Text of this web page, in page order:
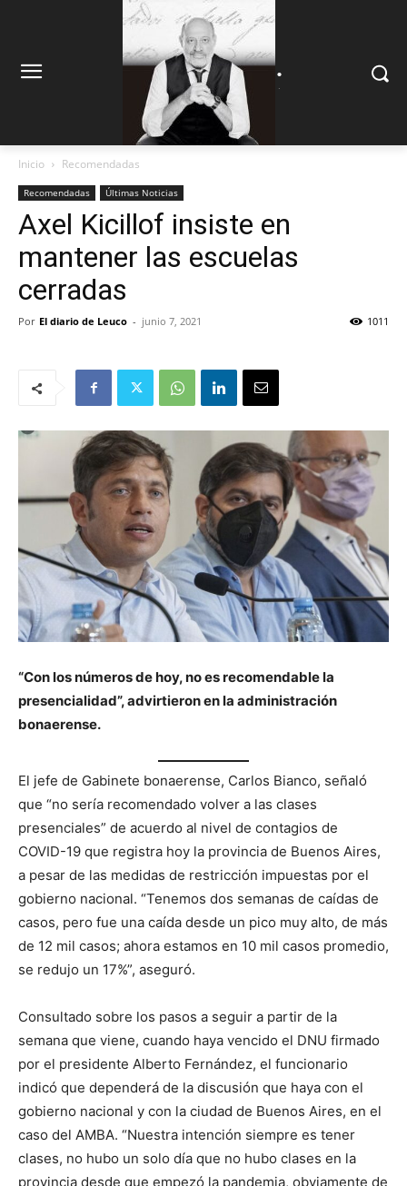
.
Inicio Recomendadas
Recomendadas Últimas Noticias
Axel Kicillof insiste en
mantener las escuelas
cerradas
Por El diario de Leuco - junio 7, 2021 1011
“Con los números de hoy, no es recomendable la
presencialidad”, advirtieron en la administración
bonaerense.
El jefe de Gabinete bonaerense, Carlos Bianco, señaló
que “no sería recomendado volver a las clases
presenciales” de acuerdo al nivel de contagios de
COVID-19 que registra hoy la provincia de Buenos Aires,
a pesar de las medidas de restricción impuestas por el
gobierno nacional. “Tenemos dos semanas de caídas de
casos, pero fue una caída desde un pico muy alto, de más
de 12 mil casos; ahora estamos en 10 mil casos promedio,
se redujo un 17%”, aseguró.
Consultado sobre los pasos a seguir a partir de la
semana que viene, cuando haya vencido el DNU firmado
por el presidente Alberto Fernández, el funcionario
indicó que dependerá de la discusión que haya con el
gobierno nacional y con la ciudad de Buenos Aires, en el
caso del AMBA. “Nuestra intención siempre es tener
clases, no hubo un solo día que no hubo clases en la
provincia desde que empezó la pandemia, obviamente de